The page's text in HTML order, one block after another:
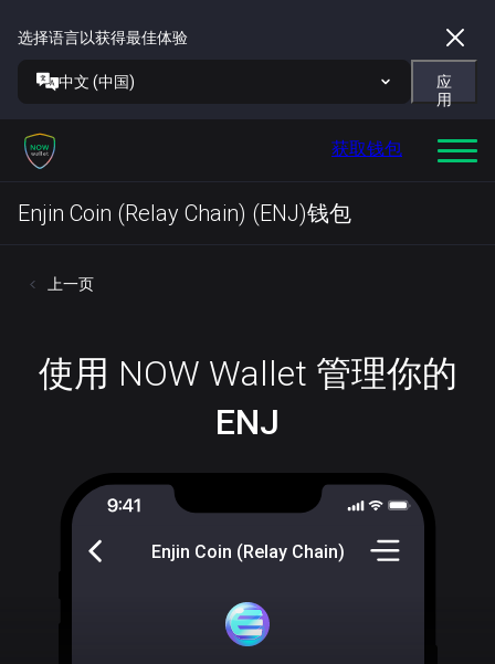
选择语言以获得最佳体验
中文 (中国)
应
用
获取钱包
Enjin Coin (Relay Chain) (ENJ)钱包
上一页
使用 NOW Wallet 管理你的
ENJ
Enjin Coin (Relay Chain)